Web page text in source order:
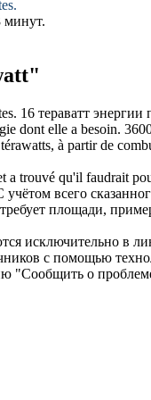
минут.
16 тераватт энергии
dont elle a besoin.
térawatts, à partir de
a trouvé qu'il faudrait
учётом всего
площади,
исключительно в
с помощью
"Сообщить о